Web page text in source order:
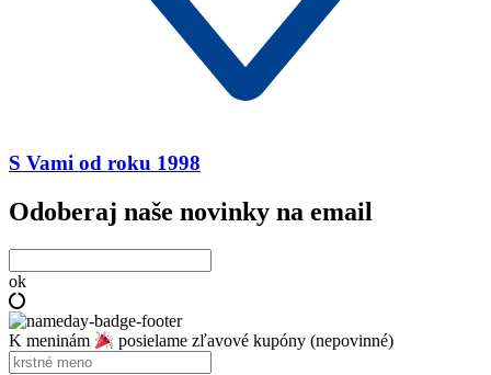
S Vami od roku 1998
Odoberaj naše novinky na email
ok
K meninám posielame zľavové kupóny (nepovinné)